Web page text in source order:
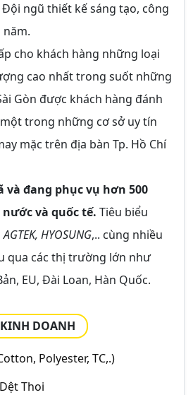
Đội ngũ thiết kế sáng tạo, công
năm.
cho khách hàng những loại
cao nhất trong suốt những
Gòn được khách hàng đánh
trong những cơ sở uy tín
mặc trên địa bàn Tp. Hồ Chí
và đang phục vụ hơn 500
và quốc tế. Tiêu biểu
AGTEK, HYOSUNG,.. cùng nhiều
qua các thị trường lớn như
EU, Đài Loan, Hàn Quốc.
DOANH
Polyester, TC,.)
Thoi